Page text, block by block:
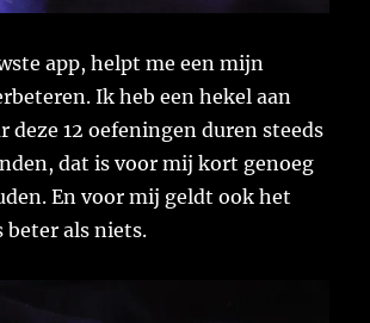
app, helpt me een mijn
Ik heb een hekel aan
deze 12 oefeningen duren steeds
dat is voor mij kort genoeg
En voor mij geldt ook het
als niets.